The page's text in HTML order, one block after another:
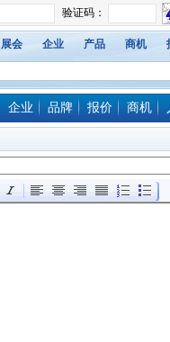
展会 企业 产品 商机
企业 品牌 报价 商机